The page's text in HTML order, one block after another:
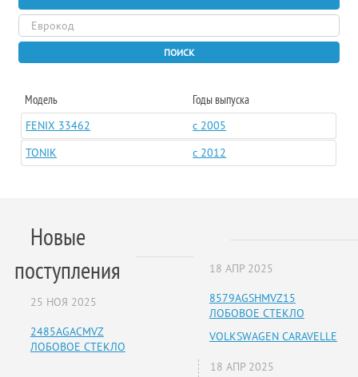
ПОИСК
Модель Годы выпуска
FENIX 33462
c 2005
TONIK
c 2012
Новые
поступления
25 НОЯ 2025
2485AGACMVZ
ЛОБОВОЕ СТЕКЛО
18 АПР 2025
8579AGSHMVZ15
ЛОБОВОЕ СТЕКЛО
VOLKSWAGEN CARAVELLE
18 АПР 2025